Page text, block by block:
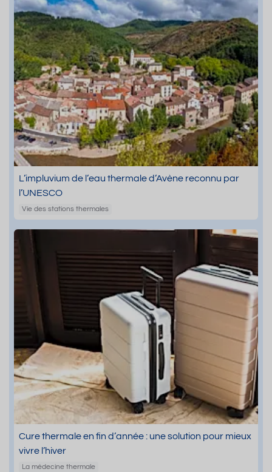
L’impluvium de l’eau thermale d’Avène reconnu par
l’UNESCO
Vie des stations thermales
Cure thermale en fin d’année : une solution pour mieux
vivre l’hiver
La médecine thermale